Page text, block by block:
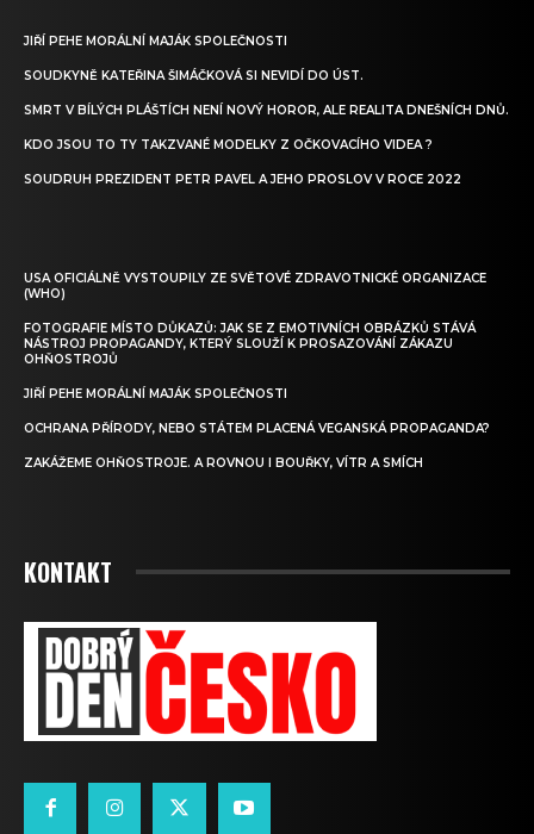
JIŘÍ PEHE MORÁLNÍ MAJÁK SPOLEČNOSTI
SOUDKYNĚ KATEŘINA ŠIMÁČKOVÁ SI NEVIDÍ DO ÚST.
SMRT V BÍLÝCH PLÁŠTÍCH NENÍ NOVÝ HOROR, ALE REALITA DNEŠNÍCH DNŮ.
KDO JSOU TO TY TAKZVANÉ MODELKY Z OČKOVACÍHO VIDEA ?
SOUDRUH PREZIDENT PETR PAVEL A JEHO PROSLOV V ROCE 2022
USA OFICIÁLNĚ VYSTOUPILY ZE SVĚTOVÉ ZDRAVOTNICKÉ ORGANIZACE
(WHO)
FOTOGRAFIE MÍSTO DŮKAZŮ: JAK SE Z EMOTIVNÍCH OBRÁZKŮ STÁVÁ
NÁSTROJ PROPAGANDY, KTERÝ SLOUŽÍ K PROSAZOVÁNÍ ZÁKAZU
OHŇOSTROJŮ
JIŘÍ PEHE MORÁLNÍ MAJÁK SPOLEČNOSTI
OCHRANA PŘÍRODY, NEBO STÁTEM PLACENÁ VEGANSKÁ PROPAGANDA?
ZAKÁŽEME OHŇOSTROJE. A ROVNOU I BOUŘKY, VÍTR A SMÍCH
KONTAKT